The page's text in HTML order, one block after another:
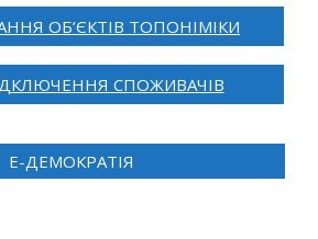
ОБ’ЄКТІВ ТОПОНІМІКИ
СПОЖИВАЧІВ
Е-ДЕМОКРАТІЯ